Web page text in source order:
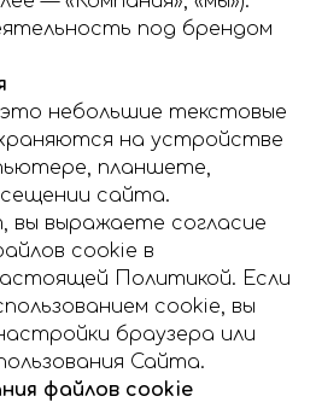
под брендом
небольшие текстовые
на устройстве
планшете,
сайта.
вы выражаете согласие
cookie в
Политикой. Если
cookie, вы
браузера или
Сайта.
файлов cookie